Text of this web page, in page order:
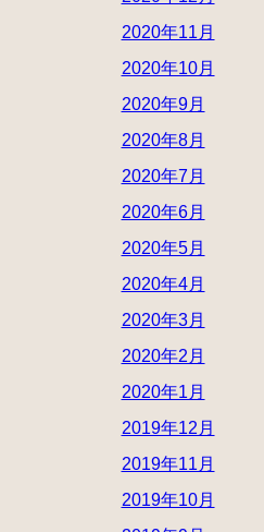
2020年11月
2020年10月
2020年9月
2020年8月
2020年7月
2020年6月
2020年5月
2020年4月
2020年3月
2020年2月
2020年1月
2019年12月
2019年11月
2019年10月